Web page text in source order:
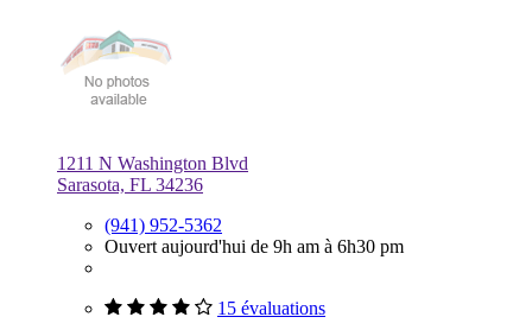
1211 N Washington Blvd
Sarasota, FL 34236
(941) 952-5362
Ouvert aujourd'hui de 9h am à 6h30 pm
15 évaluations